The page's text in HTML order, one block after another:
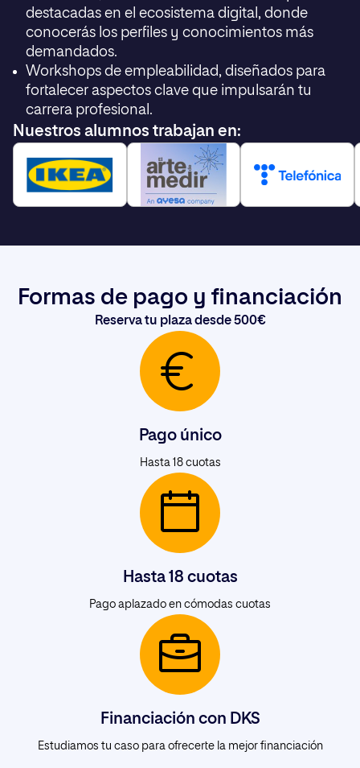
destacadas en el ecosistema digital, donde
conocerás los perfiles y conocimientos más
demandados.
Workshops de empleabilidad, diseñados para
fortalecer aspectos clave que impulsarán tu
carrera profesional.
Nuestros alumnos trabajan en:
Formas de pago y financiación
Reserva tu plaza desde 500€
Pago único
Hasta 18 cuotas
Hasta 18 cuotas
Pago aplazado en cómodas cuotas
Financiación con DKS
Estudiamos tu caso para ofrecerte la mejor financiación